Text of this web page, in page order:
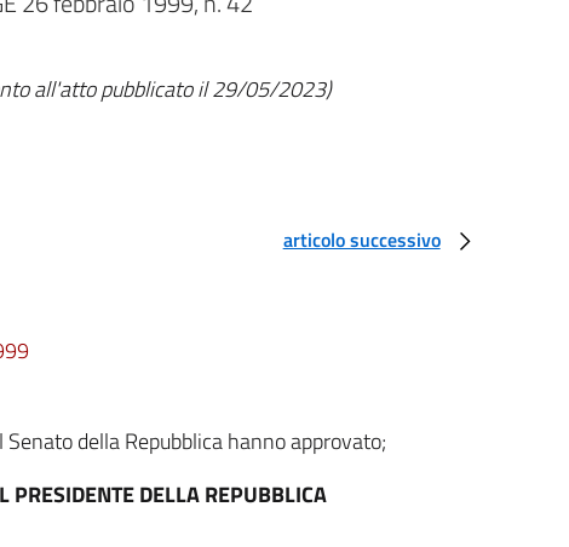
all'atto pubblicato il 29/05/2023)
articolo successivo
della Repubblica hanno approvato;
PRESIDENTE DELLA REPUBBLICA